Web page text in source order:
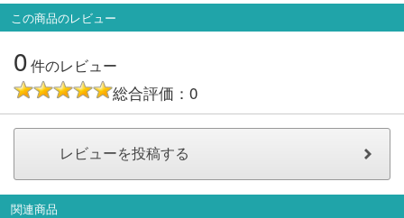
この商品のレビュー
0件のレビュー
総合評価：0
関連商品